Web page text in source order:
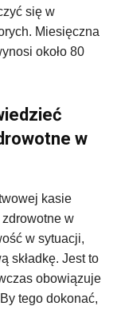
się w
Miesięczna
około 80
w
kasie
w
w sytuacji,
składkę. Jest to
obowiązuje
tego dokonać,